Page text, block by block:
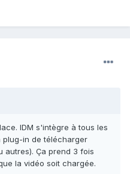
IDM s'intègre à tous les
plug-in de télécharger
autres). Ça prend 3 fois
la vidéo soit chargée.